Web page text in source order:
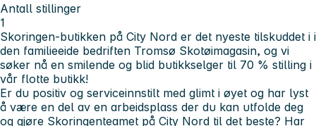
Antall stillinger
1
Skoringen-butikken på City Nord er det nyeste tilskuddet i i
den familieeide bedriften Tromsø Skotøimagasin, og vi
søker nå en smilende og blid butikkselger til 70 % stilling i
vår flotte butikk!
Er du positiv og serviceinnstilt med glimt i øyet og har lyst
å være en del av en arbeidsplass der du kan utfolde deg
og gjøre Skoringenteamet på City Nord til det beste? Har